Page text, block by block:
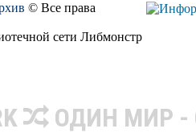
© Все права
сети Либмонстр
ОДИН МИР -